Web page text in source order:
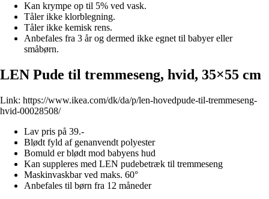
Kan krympe op til 5% ved vask.
Tåler ikke klorblegning.
Tåler ikke kemisk rens.
Anbefales fra 3 år og dermed ikke egnet til babyer eller
småbørn.
LEN Pude til tremmeseng, hvid, 35×55 cm
Link: https://www.ikea.com/dk/da/p/len-hovedpude-til-tremmeseng-
hvid-00028508/
Lav pris på 39.-
Blødt fyld af genanvendt polyester
Bomuld er blødt mod babyens hud
Kan suppleres med LEN pudebetræk til tremmeseng
Maskinvaskbar ved maks. 60°
Anbefales til børn fra 12 måneder